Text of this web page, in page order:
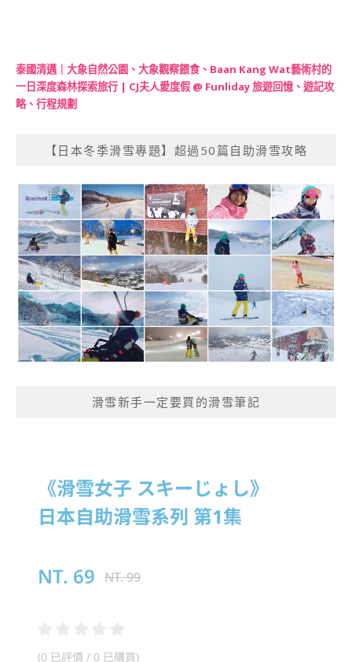
泰國清邁｜大象自然公園、大象觀察餵食、Baan Kang Wat藝術村的
一日深度森林探索旅行 | CJ夫人愛度假 @ Funliday 旅遊回憶、遊記攻
略、行程規劃
【日本冬季滑雪專題】超過50篇自助滑雪攻略
滑雪新手一定要買的滑雪筆記